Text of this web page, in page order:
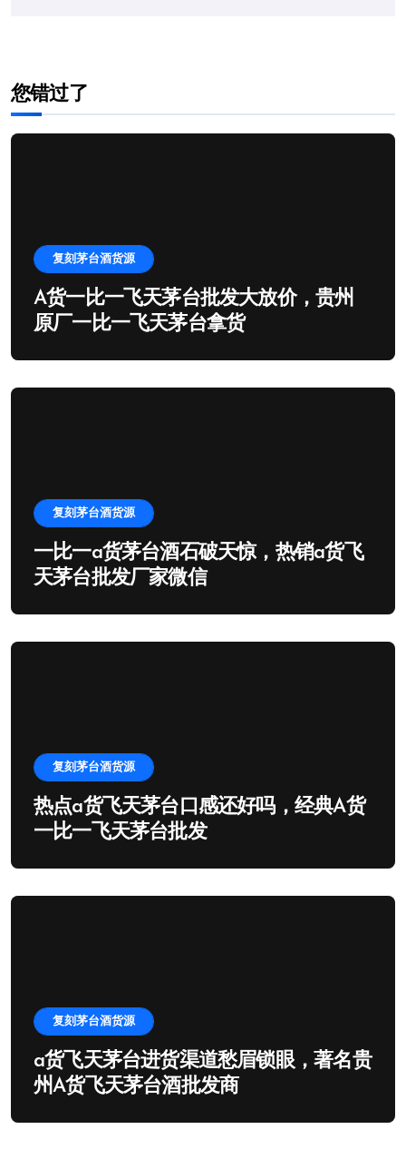
您错过了
复刻茅台酒货源
A货一比一飞天茅台批发大放价，贵州
原厂一比一飞天茅台拿货
复刻茅台酒货源
一比一a货茅台酒石破天惊，热销a货飞
天茅台批发厂家微信
复刻茅台酒货源
热点a货飞天茅台口感还好吗，经典A货
一比一飞天茅台批发
复刻茅台酒货源
a货飞天茅台进货渠道愁眉锁眼，著名贵
州A货飞天茅台酒批发商